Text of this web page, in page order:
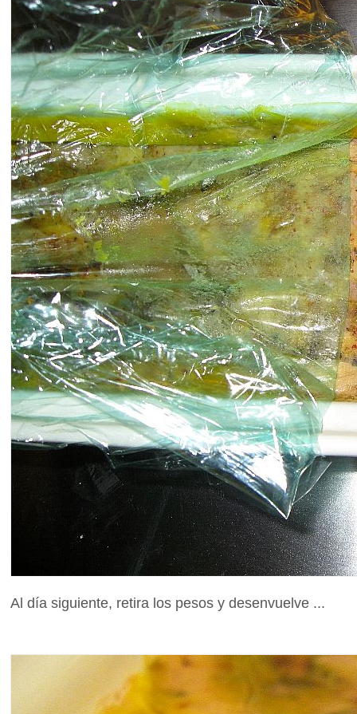
Al día siguiente, retira los pesos y desenvuelve ...